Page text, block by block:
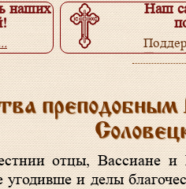
наших
Наш
преподобным
и делы